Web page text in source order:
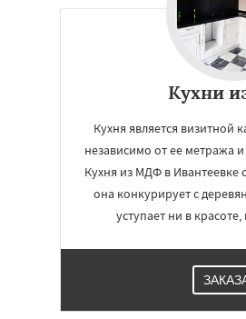
Кухни
Кухня является визитной
независимо от ее метража
Кухня из МДФ в Ивантеевке
она конкурирует с
уступает ни в